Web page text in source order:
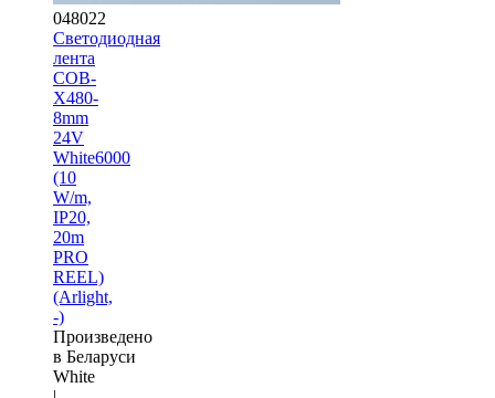
048022
Светодиодная
лента
COB-
X480-
8mm
24V
White6000
(10
W/m,
IP20,
20m
PRO
REEL)
(Arlight,
-)
Произведено
в Беларуси
White